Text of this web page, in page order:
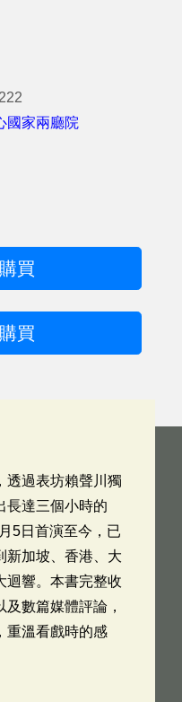
國家兩廳院
買
買
透過表坊賴聲川獨
長達三個小時的
5日首演至今，已
新加坡、香港、大
迴響。本書完整收
數篇媒體評論，
重溫看戲時的感